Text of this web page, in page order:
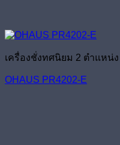
เครื่องชั่งทศนิยม 2 ตำแหน่ง
OHAUS PR4202-E